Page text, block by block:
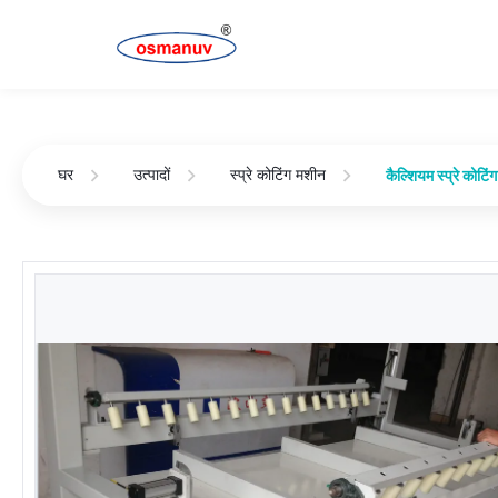
घर उत्पादों स्प्रे कोटिंग मशीन कैल्शियम स्प्रे